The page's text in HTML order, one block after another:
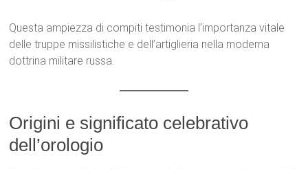
Questa ampiezza di compiti testimonia l’importanza vitale
delle truppe missilistiche e dell’artiglieria nella moderna
dottrina militare russa.
Origini e significato celebrativo
dell’orologio